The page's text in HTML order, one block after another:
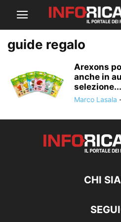
guide regalo
Arexons
anche in
selezione...
Marco Lasala
CHI